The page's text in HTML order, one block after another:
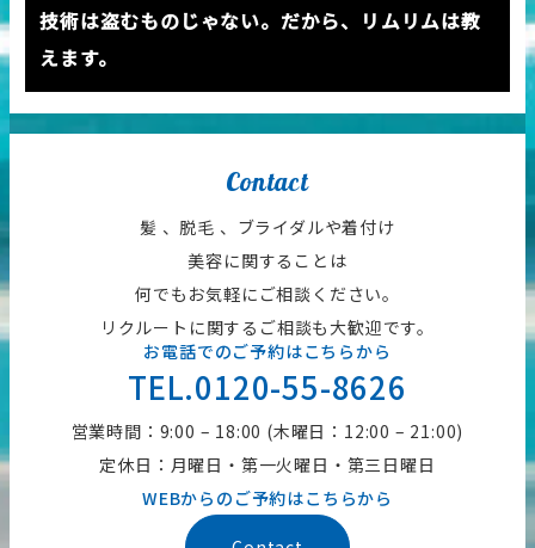
技術は盗むものじゃない。だから、リムリムは教
えます。
Contact
髪 、脱毛 、ブライダルや着付け
美容に関することは
何でもお気軽にご相談ください。
リクルートに関するご相談も大歓迎です。
お電話でのご予約はこちらから
TEL.0120-55-8626
営業時間：9:00 – 18:00 (木曜日：12:00 – 21:00)
定休日：月曜日・第一火曜日・第三日曜日
WEBからのご予約はこちらから